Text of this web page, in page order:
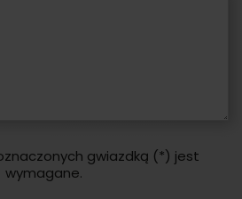
gwiazdką (*) jest
wymagane.